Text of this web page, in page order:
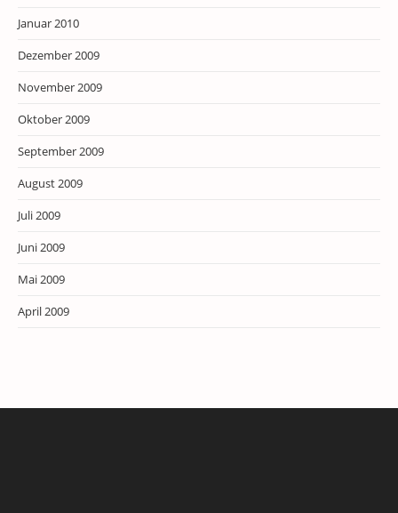
Januar 2010
Dezember 2009
November 2009
Oktober 2009
September 2009
August 2009
Juli 2009
Juni 2009
Mai 2009
April 2009